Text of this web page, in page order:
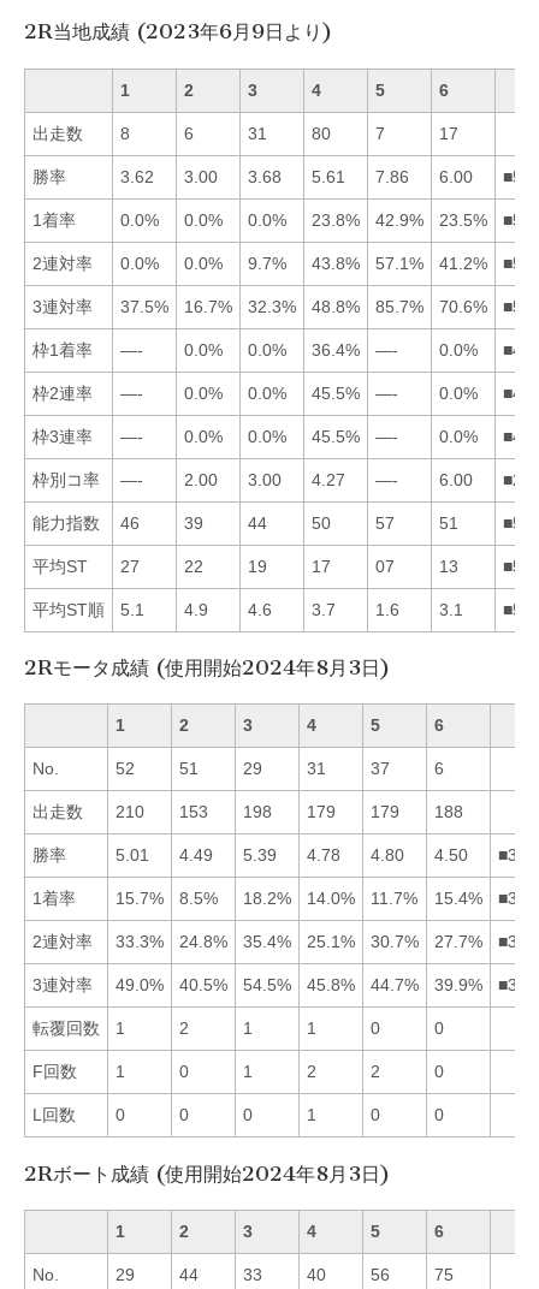
2R当地成績 (2023年6月9日より)
1 2 3 4 5 6
出走数 8 6 31 80 7 17
勝率 3.62 3.00 3.68 5.61 7.86 6.00
1着率 0.0% 0.0% 0.0% 23.8% 42.9% 23.5%
2連対率 0.0% 0.0% 9.7% 43.8% 57.1% 41.2%
3連対率 37.5% 16.7% 32.3% 48.8% 85.7% 70.6%
枠1着率 —- 0.0% 0.0% 36.4% —- 0.0%
枠2連率 —- 0.0% 0.0% 45.5% —- 0.0%
枠3連率 —- 0.0% 0.0% 45.5% —- 0.0%
枠別コ率 —- 2.00 3.00 4.27 —- 6.00
能力指数 46 39 44 50 57 51
平均ST 27 22 19 17 07 13
平均ST順 5.1 4.9 4.6 3.7 1.6 3.1
2Rモータ成績 (使用開始2024年8月3日)
1 2 3 4 5 6
No. 52 51 29 31 37 6
出走数 210 153 198 179 179 188
勝率 5.01 4.49 5.39 4.78 4.80 4.50
1着率 15.7% 8.5% 18.2% 14.0% 11.7% 15.4%
2連対率 33.3% 24.8% 35.4% 25.1% 30.7% 27.7%
3連対率 49.0% 40.5% 54.5% 45.8% 44.7% 39.9%
転覆回数 1 2 1 1 0 0
F回数 1 0 1 2 2 0
L回数 0 0 0 1 0 0
2Rボート成績 (使用開始2024年8月3日)
1 2 3 4 5 6
No. 29 44 33 40 56 75